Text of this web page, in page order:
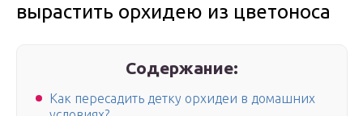
вырастить орхидею из цветоноса
Содержание:
Как пересадить детку орхидеи в домашних